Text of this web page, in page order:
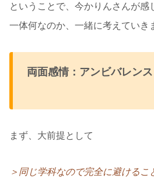
ということで、今かりんさんが感
一体何なのか、一緒に考えていき
両面感情：アンビバレンス
まず、大前提として
＞同じ学科なので完全に避ける